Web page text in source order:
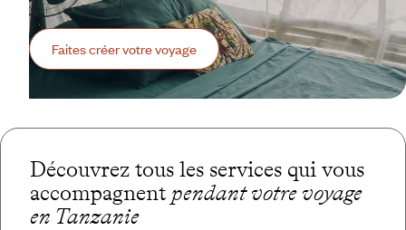
Faites créer votre voyage
Découvrez tous les services qui vous
accompagnent pendant votre voyage
en Tanzanie